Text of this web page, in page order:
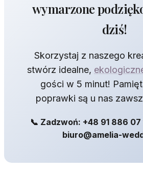
wymarzone
dziś!
Skorzystaj z naszego
stwórz idealne,
gości w 5 minut!
poprawki są u nas
📞 Zadzwoń: +48 91 886 07
biuro@amelia-